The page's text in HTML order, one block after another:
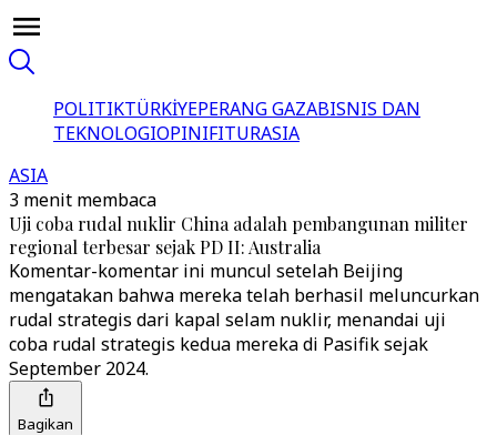
POLITIKTÜRKİYEPERANG GAZABISNIS DAN
TEKNOLOGIOPINIFITURASIA
ASIA
3 menit membaca
Uji coba rudal nuklir China adalah pembangunan militer
regional terbesar sejak PD II: Australia
Komentar-komentar ini muncul setelah Beijing
mengatakan bahwa mereka telah berhasil meluncurkan
rudal strategis dari kapal selam nuklir, menandai uji
coba rudal strategis kedua mereka di Pasifik sejak
September 2024.
Bagikan